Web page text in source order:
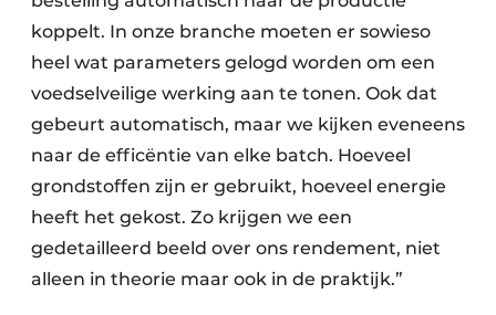
koppelt. In onze branche moeten er sowieso
heel wat parameters gelogd worden om een
voedselveilige werking aan te tonen. Ook dat
gebeurt automatisch, maar we kijken eveneens
naar de efficëntie van elke batch. Hoeveel
grondstoffen zijn er gebruikt, hoeveel energie
heeft het gekost. Zo krijgen we een
gedetailleerd beeld over ons rendement, niet
alleen in theorie maar ook in de praktijk.”